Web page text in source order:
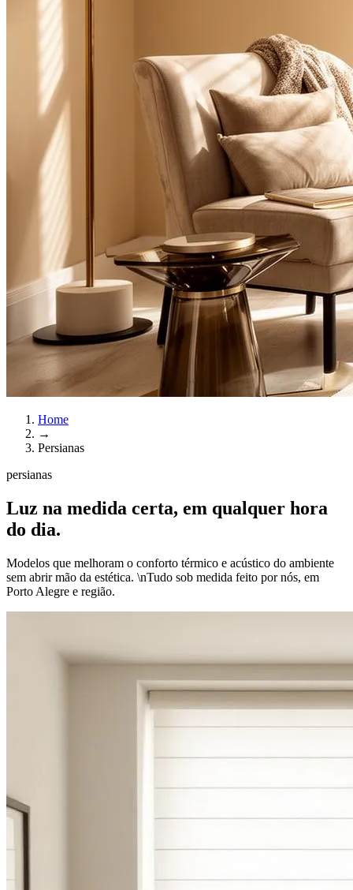
Home
→
Persianas
persianas
Luz na medida certa, em qualquer hora
do dia.
Modelos que melhoram o conforto térmico e acústico do ambiente
sem abrir mão da estética. \nTudo sob medida feito por nós, em
Porto Alegre e região.